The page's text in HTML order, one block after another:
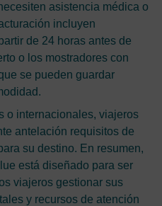
asistencia médica o
incluyen
de 24 horas antes de
o los mostradores con
se pueden guardar
o internacionales, viajeros
antelación requisitos de
su destino. En resumen,
está diseñado para ser
viajeros gestionar sus
y recursos de atención